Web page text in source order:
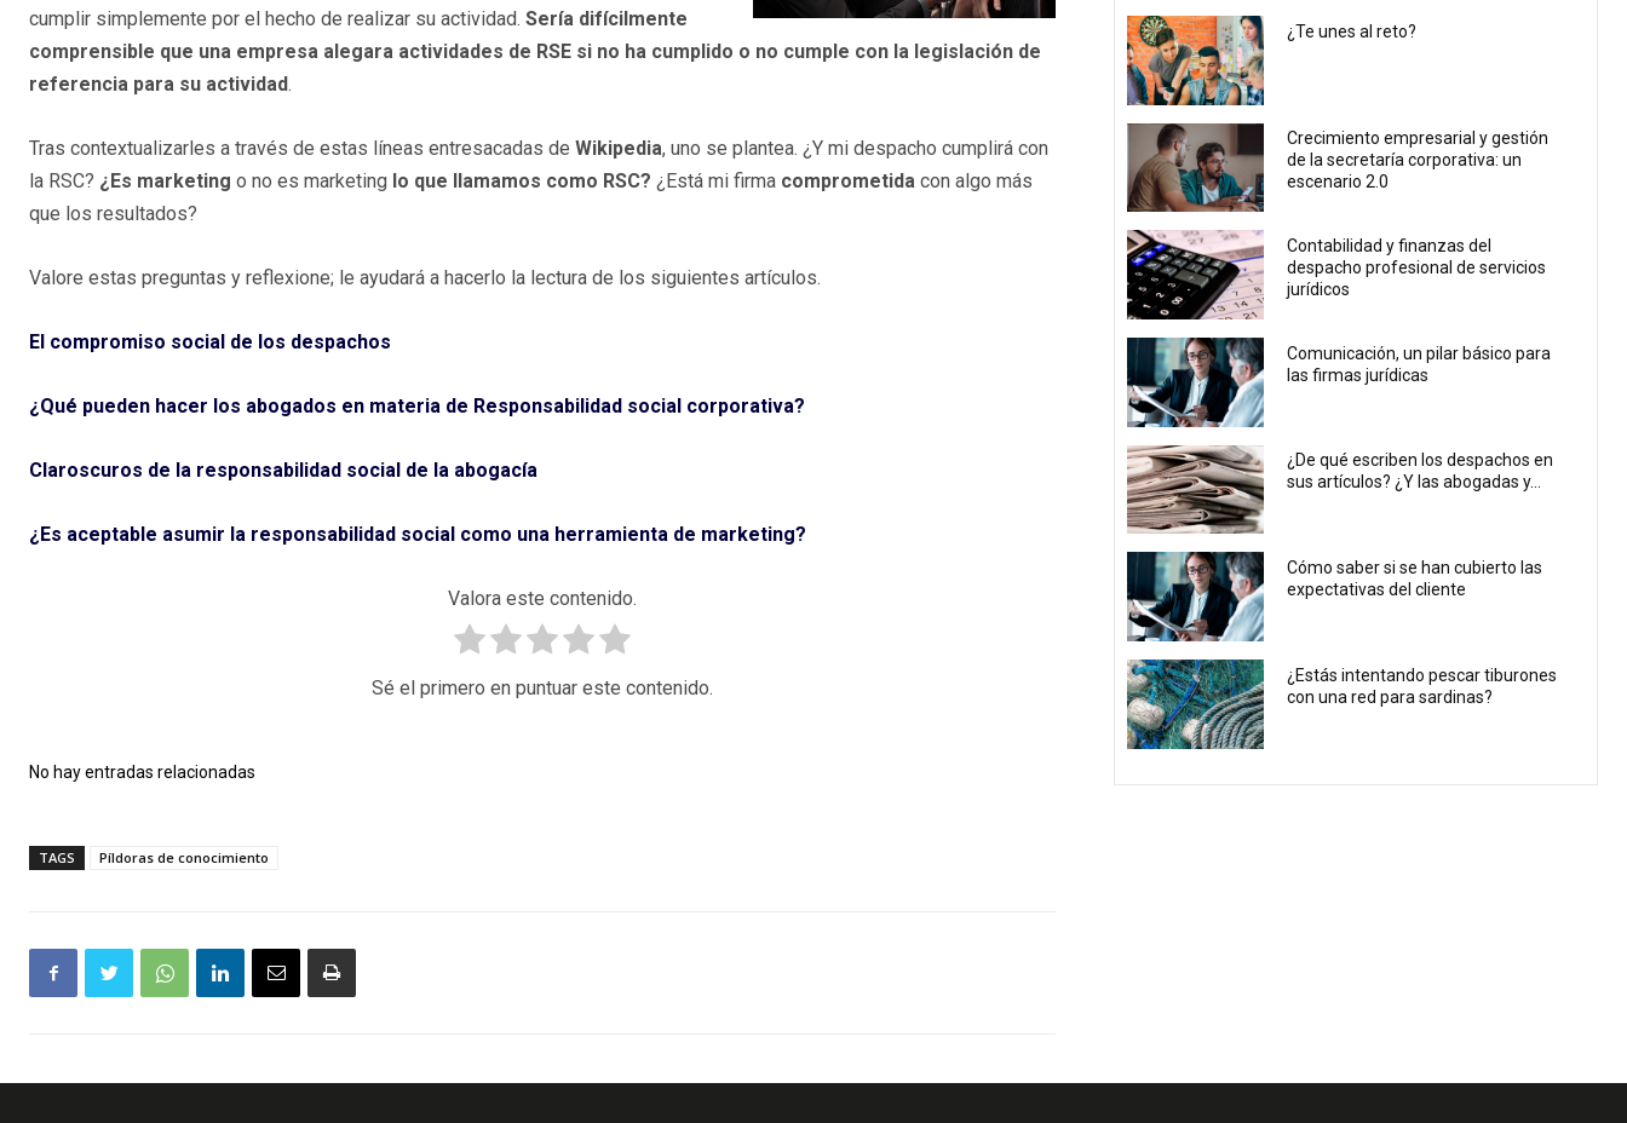
cumplir simplemente por el hecho de realizar su actividad. Sería difícilmente
comprensible que una empresa alegara actividades de RSE si no ha cumplido o no cumple con la legislación de
referencia para su actividad.
Tras contextualizarles a través de estas líneas entresacadas de Wikipedia, uno se plantea. ¿Y mi despacho cumplirá con
la RSC? ¿Es marketing o no es marketing lo que llamamos como RSC? ¿Está mi firma comprometida con algo más
que los resultados?
Valore estas preguntas y reflexione; le ayudará a hacerlo la lectura de los siguientes artículos.
El compromiso social de los despachos
¿Qué pueden hacer los abogados en materia de Responsabilidad social corporativa?
Claroscuros de la responsabilidad social de la abogacía
¿Es aceptable asumir la responsabilidad social como una herramienta de marketing?
Valora este contenido.
Sé el primero en puntuar este contenido.
No hay entradas relacionadas
TAGS Píldoras de conocimiento
¿Te unes al reto?
Crecimiento empresarial y gestión
de la secretaría corporativa: un
escenario 2.0
Contabilidad y finanzas del
despacho profesional de servicios
jurídicos
Comunicación, un pilar básico para
las firmas jurídicas
¿De qué escriben los despachos en
sus artículos? ¿Y las abogadas y...
Cómo saber si se han cubierto las
expectativas del cliente
¿Estás intentando pescar tiburones
con una red para sardinas?